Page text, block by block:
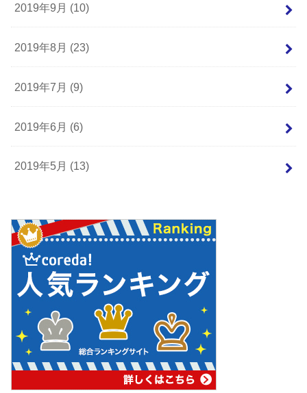
2019年9月 (10)
2019年8月 (23)
2019年7月 (9)
2019年6月 (6)
2019年5月 (13)